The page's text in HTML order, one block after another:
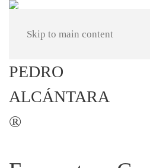
Skip to main content